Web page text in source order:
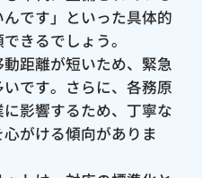
です」といった具体的
きるでしょう。
距離が短いため、緊急
です。さらに、各務原
影響するため、丁寧な
がける傾向がありま